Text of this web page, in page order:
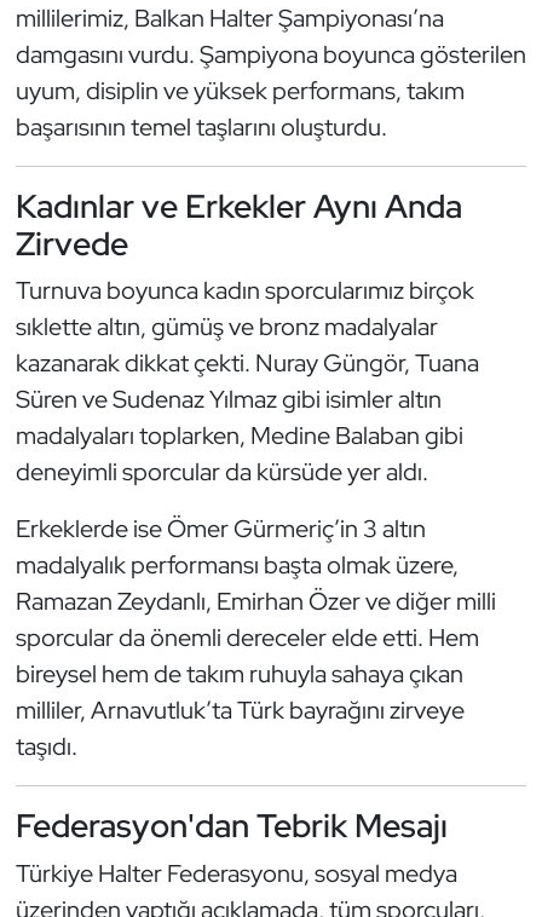
millilerimiz, Balkan Halter Şampiyonası’na
damgasını vurdu. Şampiyona boyunca gösterilen
uyum, disiplin ve yüksek performans, takım
başarısının temel taşlarını oluşturdu.
Kadınlar ve Erkekler Aynı Anda
Zirvede
Turnuva boyunca kadın sporcularımız birçok
sıklette altın, gümüş ve bronz madalyalar
kazanarak dikkat çekti. Nuray Güngör, Tuana
Süren ve Sudenaz Yılmaz gibi isimler altın
madalyaları toplarken, Medine Balaban gibi
deneyimli sporcular da kürsüde yer aldı.
Erkeklerde ise Ömer Gürmeriç’in 3 altın
madalyalık performansı başta olmak üzere,
Ramazan Zeydanlı, Emirhan Özer ve diğer milli
sporcular da önemli dereceler elde etti. Hem
bireysel hem de takım ruhuyla sahaya çıkan
milliler, Arnavutluk’ta Türk bayrağını zirveye
taşıdı.
Federasyon'dan Tebrik Mesajı
Türkiye Halter Federasyonu, sosyal medya
üzerinden yaptığı açıklamada, tüm sporcuları,
Hentbol
İşitme Engelli Sporcular
Kano ve Rafting
Kayak
Kempo
Kick Boks
Kürek
Masa Tenisi
Modern Pentatlon
Motor Sporları
Okçuluk
Optimist